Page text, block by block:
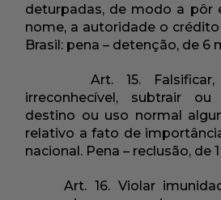
deturpadas, de modo a pôr
nome, a autoridade o
Brasil: pena – detenção, de 6
Art. 15. Falsificar,
irreconhecível, subtrair
destino ou uso normal
relativo a fato de
nacional. Pena – reclusão, de
Art. 16. Violar